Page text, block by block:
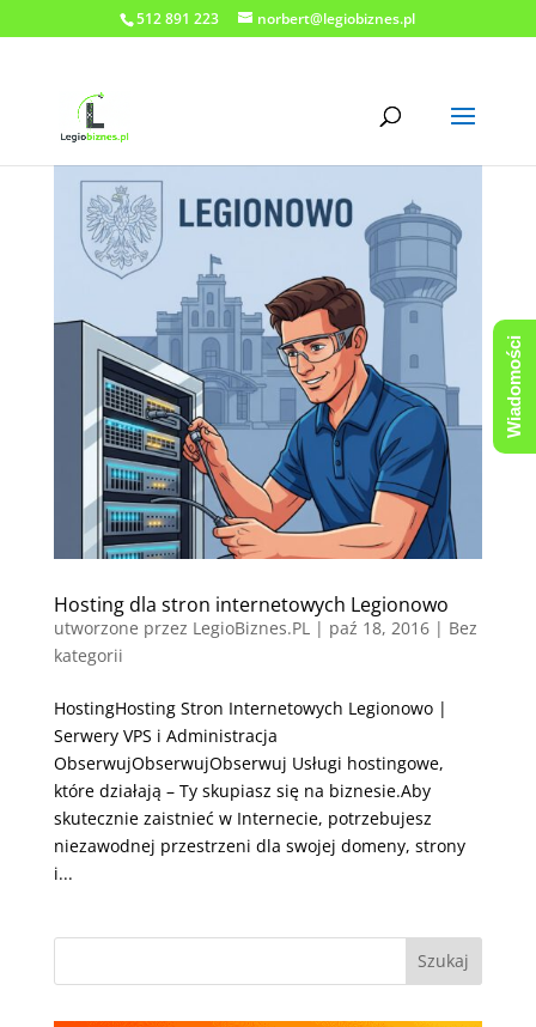
512 891 223 norbert@legiobiznes.pl
Hosting dla stron internetowych Legionowo
utworzone przez LegioBiznes.PL | paź 18, 2016| Bez
kategorii
HostingHosting Stron Internetowych Legionowo |
Serwery VPS i Administracja
ObserwujObserwujObserwuj Usługi hostingowe,
które działają – Ty skupiasz się na biznesie.Aby
skutecznie zaistnieć w Internecie, potrzebujesz
niezawodnej przestrzeni dla swojej domeny, strony
i...
Wiadomości